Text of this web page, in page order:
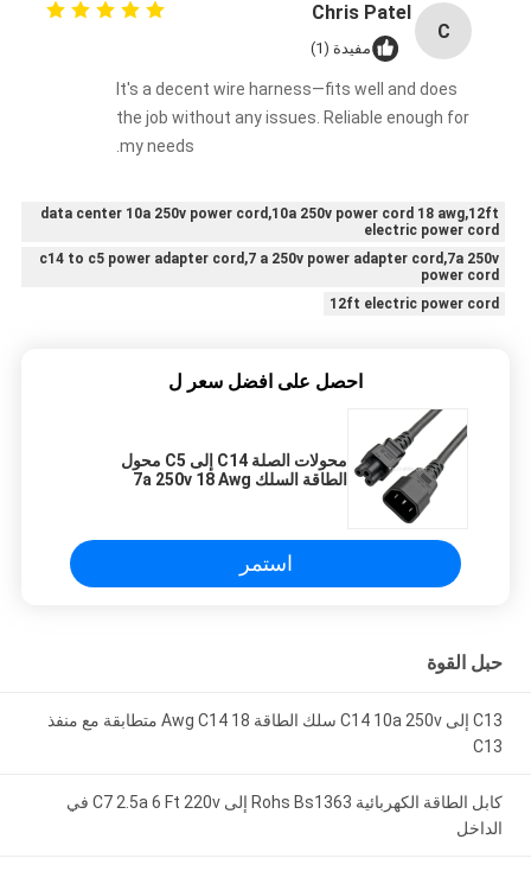
C
Chris Patel
مفيدة (1)
It's a decent wire harness—fits well and does
the job without any issues. Reliable enough for
my needs.
data center 10a 250v power cord,10a 250v power cord 18 awg,12ft
electric power cord
c14 to c5 power adapter cord,7 a 250v power adapter cord,7a 250v
power cord
12ft electric power cord
احصل على افضل سعر ل
محولات الصلة C14 إلى C5 محول
الطاقة السلك 7a 250v 18 Awg
استمر
حبل القوة
C13 إلى C14 10a 250v سلك الطاقة 18 Awg C14 متطابقة مع منفذ
C13
كابل الطاقة الكهربائية Rohs Bs1363 إلى C7 2.5a 6 Ft 220v في
الداخل